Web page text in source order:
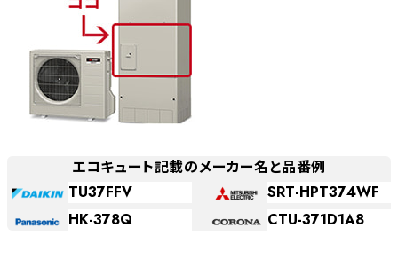
エコキュート記載のメーカー名と品番例
TU37FFV
SRT-HPT374WF
HK-378Q
CTU-371D1A8